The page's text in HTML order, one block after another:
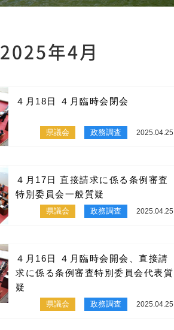
2025年4月
４月18日 ４月臨時会閉会
県議会 政務調査 2025.04.25
４月17日 直接請求に係る条例審査
特別委員会一般質疑
県議会 政務調査 2025.04.25
４月16日 ４月臨時会開会、直接請
求に係る条例審査特別委員会代表質
疑
県議会 政務調査 2025.04.25